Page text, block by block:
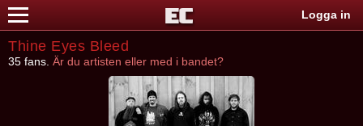
Logga in
Thine Eyes Bleed
35 fans. Är du artisten eller med i bandet?